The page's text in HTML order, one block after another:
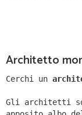
Architetto
Cerchi un
Gli architetti